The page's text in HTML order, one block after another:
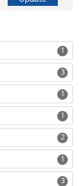
1
3
1
1
2
1
3